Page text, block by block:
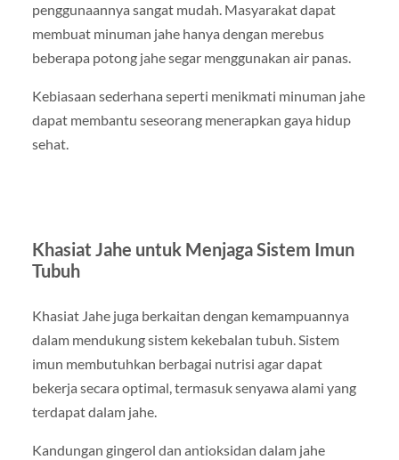
penggunaannya sangat mudah. Masyarakat dapat
membuat minuman jahe hanya dengan merebus
beberapa potong jahe segar menggunakan air panas.
Kebiasaan sederhana seperti menikmati minuman jahe
dapat membantu seseorang menerapkan gaya hidup
sehat.
Khasiat Jahe untuk Menjaga Sistem Imun
Tubuh
Khasiat Jahe juga berkaitan dengan kemampuannya
dalam mendukung sistem kekebalan tubuh. Sistem
imun membutuhkan berbagai nutrisi agar dapat
bekerja secara optimal, termasuk senyawa alami yang
terdapat dalam jahe.
Kandungan gingerol dan antioksidan dalam jahe